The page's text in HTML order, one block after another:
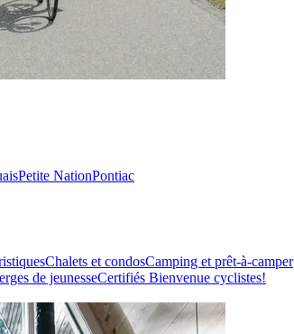
Petite NationPontiac
Chalets et condosCamping et prêt-à-camper
de jeunesseCertifiés Bienvenue cyclistes!